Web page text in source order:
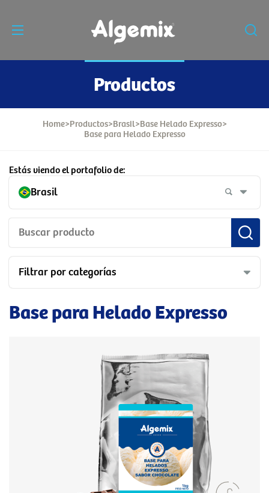
Productos
Home>Productos>Brasil>Base Helado Expresso>
Base para Helado Expresso
Estás viendo el portafolio de:
Brasil
Filtrar por categorías
Base para Helado Expresso